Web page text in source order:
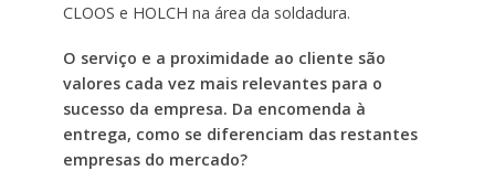
CLOOS e HOLCH na área da soldadura.
O serviço e a proximidade ao cliente são
valores cada vez mais relevantes para o
sucesso da empresa. Da encomenda à
entrega, como se diferenciam das restantes
empresas do mercado?